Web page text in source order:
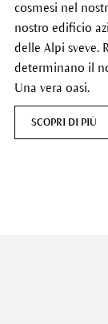
cosmesi nel
nostro edificio
delle Alpi sveve.
determinano il
Una vera oasi.
SCOPRI DI PIÙ